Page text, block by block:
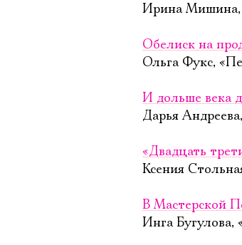
Ирина Мишина,
Обелиск на
Ольга Фукс,
И дольше века
Дарья
«Двадцать
Ксения
В Мастерской
Инга Бугулова,